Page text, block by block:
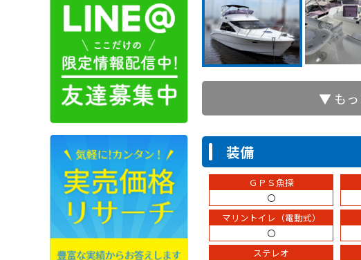
▼ もっ
装備
ＧＰＳ魚探
〇
マリントイレ（電動式）
〇
ステレオ